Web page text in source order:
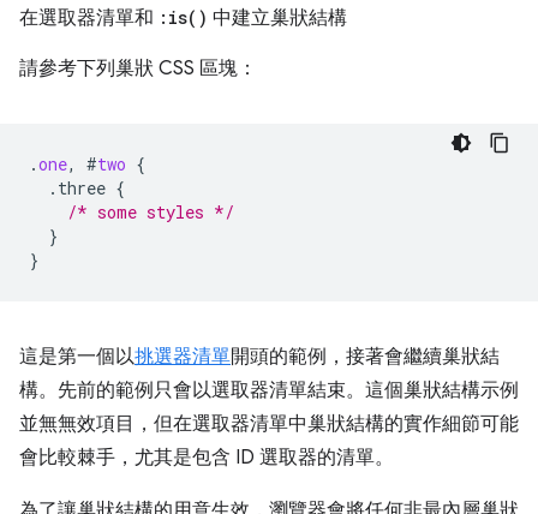
在選取器清單和 : is( ) 中建立巢狀結構
請參考下列巢狀 CSS 區塊：
.one, #two {
.three {
/* some styles */
}
}
這是第一個以挑選器清單開頭的範例，接著會繼續巢狀結
構。先前的範例只會以選取器清單結束。這個巢狀結構示例
並無無效項目，但在選取器清單中巢狀結構的實作細節可能
會比較棘手，尤其是包含 ID 選取器的清單。